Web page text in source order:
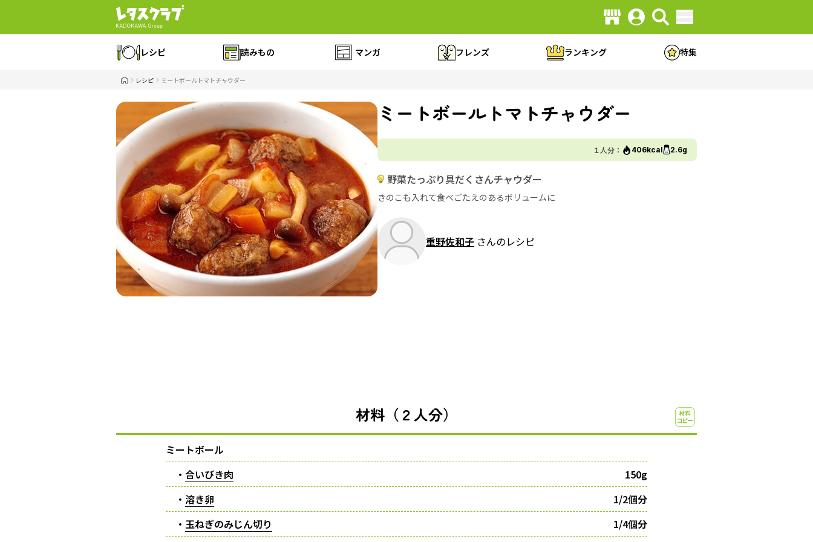
レシピ 読みもの マンガ フレンズ ランキング 特集
レシピ ミートボールトマトチャウダー
ミートボールトマトチャウダー
１人分： 406kcal 2.6g
野菜たっぷり具だくさんチャウダー
きのこも入れて食べごたえのあるボリュームに
重野佐和子 さんのレシピ
材料（２人分）
ミートボール
・ 合いびき肉
150g
・ 溶き卵
1/2個分
・ 玉ねぎのみじん切り
1/4個分